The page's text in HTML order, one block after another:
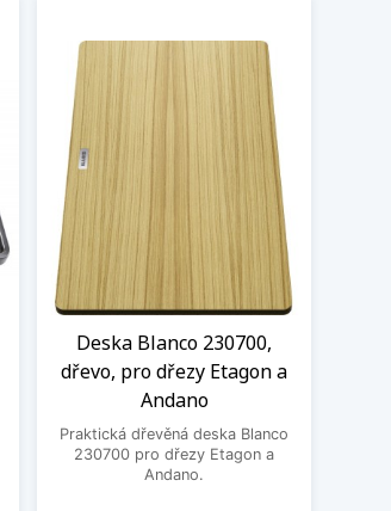
Deska Blanco 230700,
dřevo, pro dřezy Etagon a
Andano
Praktická dřevěná deska Blanco
230700 pro dřezy Etagon a
Andano.